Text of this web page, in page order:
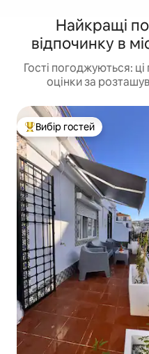
Найкращі
відпочинку в
Гості погоджуються:
оцінки за
Топ вибір гостей
Вибір гостей